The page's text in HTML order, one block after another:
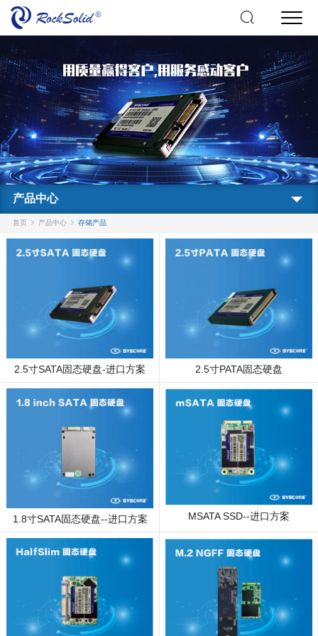
产品中心
首页 产品中心 存储产品
2.5寸SATA固态硬盘-进口方案 2.5寸PATA固态硬盘
1.8寸SATA固态硬盘--进口方案 MSATA SSD--进口方案